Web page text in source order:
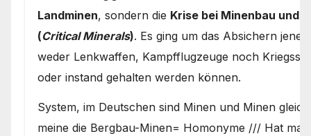
Landminen, sondern die Krise bei Minenbau und
(Critical Minerals). Es ging um das Absichern
weder Lenkwaffen, Kampfflugzeuge noch
oder instand gehalten werden können.
System, im Deutschen sind Minen und Minen
meine die Bergbau-Minen= Homonyme /// Hat